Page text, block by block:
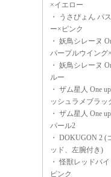
×イエロー
・
うさぴょん パ
ー×ピンク
・ 妖鳥シレーヌ
パープルウイング
・ 妖鳥シレーヌ
ルー
・ ザム星人 One
ッシュラメブラッ
・ ザム星人 One
パール2
・ DOKUGON 2 (
ッド、左腕付き)
・怪獣レッドバ
ピンク